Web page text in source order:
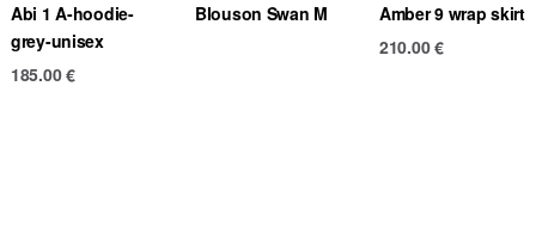
Abi 1 A-hoodie-
grey-unisex
185.00€
Blouson Swan M
Amber 9 wrap skirt
210.00€